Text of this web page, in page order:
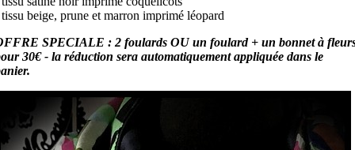
beige, prune et marron imprimé léopard
SPECIALE : 2 foulards OU un foulard + un bonnet à
30€ - la réduction sera automatiquement appliquée dans le